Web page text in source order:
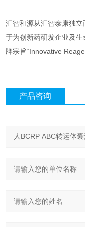
汇智和源从汇智泰康独立
于为创新药研发企业及
牌宗旨“Innovative
产品咨询